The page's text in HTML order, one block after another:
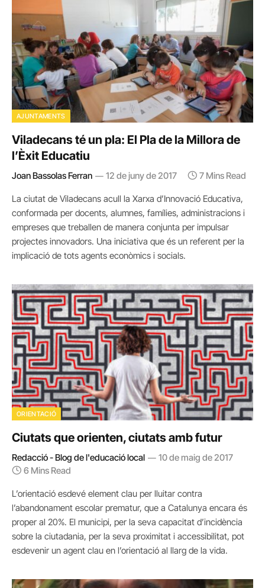
AJUNTAMENTS
Viladecans té un pla: El Pla de la Millora de
l’Èxit Educatiu
Joan Bassolas Ferran 12 de juny de 2017 7 Mins Read
La ciutat de Viladecans acull la Xarxa d’Innovació Educativa,
conformada per docents, alumnes, famílies, administracions i
empreses que treballen de manera conjunta per impulsar
projectes innovadors. Una iniciativa que és un referent per la
implicació de tots agents econòmics i socials.
ORIENTACIÓ
Ciutats que orienten, ciutats amb futur
Redacció - Blog de l'educació local
10 de maig de 2017
6 Mins Read
L’orientació esdevé element clau per lluitar contra
l’abandonament escolar prematur, que a Catalunya encara és
proper al 20%. El municipi, per la seva capacitat d’incidència
sobre la ciutadania, per la seva proximitat i accessibilitat, pot
esdevenir un agent clau en l’orientació al llarg de la vida.